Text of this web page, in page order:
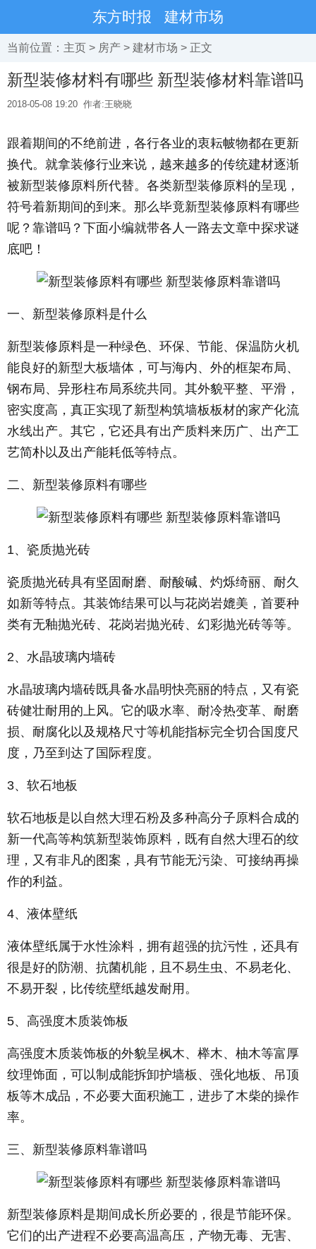
东方时报 建材市场
当前位置： 主页 > 房产 > 建材市场 > 正文
新型装修材料有哪些 新型装修材料靠谱吗
2018-05-08 19:20 作者:王晓晓
跟着期间的不绝前进，各行各业的衷耘帔物都在更新
换代。就拿装修行业来说，越来越多的传统建材逐渐
被新型装修原料所代替。各类新型装修原料的呈现，
符号着新期间的到来。那么毕竟新型装修原料有哪些
呢？靠谱吗？下面小编就带各人一路去文章中探求谜
底吧！
一、新型装修原料是什么
新型装修原料是一种绿色、环保、节能、保温防火机
能良好的新型大板墙体，可与海内、外的框架布局、
钢布局、异形柱布局系统共同。其外貌平整、平滑，
密实度高，真正实现了新型构筑墙板板材的家产化流
水线出产。其它，它还具有出产质料来历广、出产工
艺简朴以及出产能耗低等特点。
二、新型装修原料有哪些
1、瓷质抛光砖
瓷质抛光砖具有坚固耐磨、耐酸碱、灼烁绮丽、耐久
如新等特点。其装饰结果可以与花岗岩媲美，首要种
类有无釉抛光砖、花岗岩抛光砖、幻彩抛光砖等等。
2、水晶玻璃内墙砖
水晶玻璃内墙砖既具备水晶明快亮丽的特点，又有瓷
砖健壮耐用的上风。它的吸水率、耐冷热变革、耐磨
损、耐腐化以及规格尺寸等机能指标完全切合国度尺
度，乃至到达了国际程度。
3、软石地板
软石地板是以自然大理石粉及多种高分子原料合成的
新一代高等构筑新型装饰原料，既有自然大理石的纹
理，又有非凡的图案，具有节能无污染、可接纳再操
作的利益。
4、液体壁纸
液体壁纸属于水性涂料，拥有超强的抗污性，还具有
很是好的防潮、抗菌机能，且不易生虫、不易老化、
不易开裂，比传统壁纸越发耐用。
5、高强度木质装饰板
高强度木质装饰板的外貌呈枫木、榉木、柚木等富厚
纹理饰面，可以制成能拆卸护墙板、强化地板、吊顶
板等木成品，不必要大面积施工，进步了木柴的操作
率。
三、新型装修原料靠谱吗
新型装修原料是期间成长所必要的，很是节能环保。
它们的出产进程不必要高温高压，产物无毒、无害、